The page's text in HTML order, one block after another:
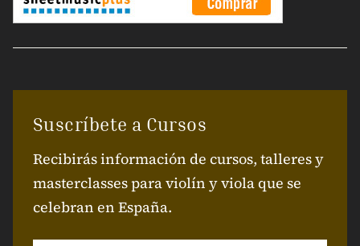
Suscríbete a Cursos
Recibirás información de cursos, talleres y
masterclasses para violín y viola que se
celebran en España.